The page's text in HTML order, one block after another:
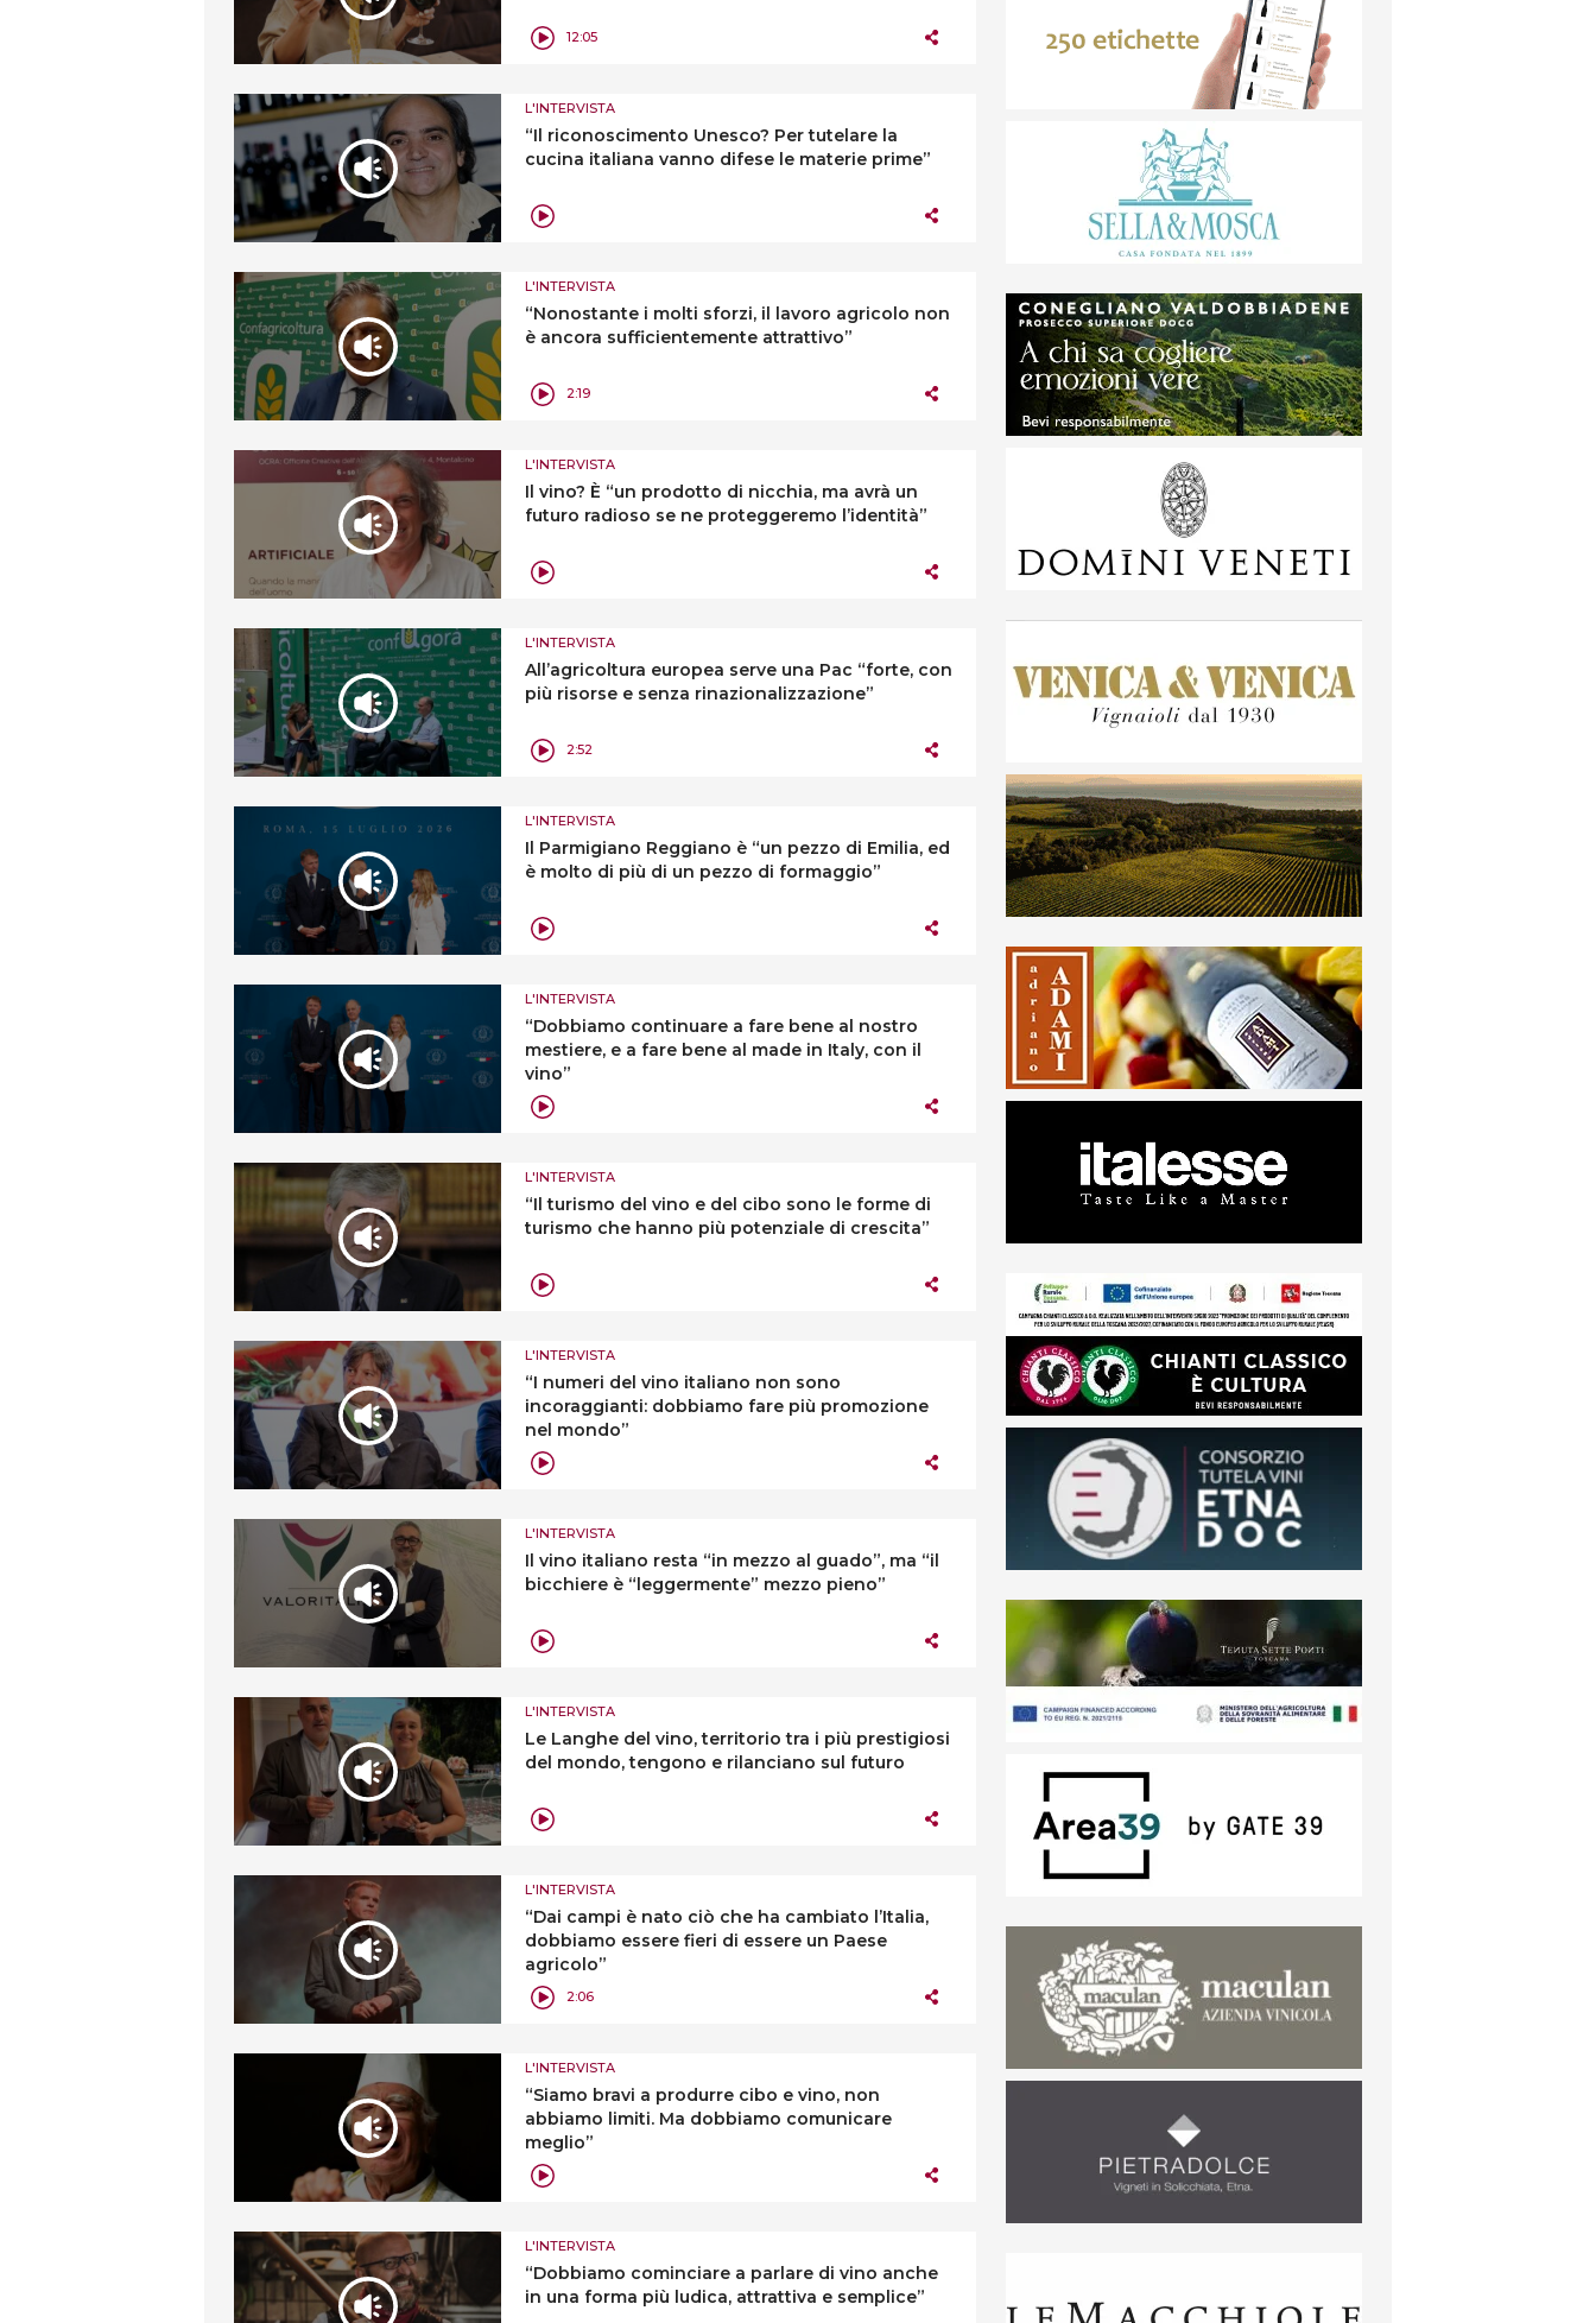
12:05
L'INTERVISTA
“Il riconoscimento Unesco? Per tutelare la
cucina italiana vanno difese le materie prime”
L'INTERVISTA
“Nonostante i molti sforzi, il lavoro agricolo non
è ancora sufficientemente attrattivo”
2:19
L'INTERVISTA
Il vino? È “un prodotto di nicchia, ma avrà un
futuro radioso se ne proteggeremo l’identità”
L'INTERVISTA
All’agricoltura europea serve una Pac “forte, con
più risorse e senza rinazionalizzazione”
2:52
L'INTERVISTA
Il Parmigiano Reggiano è “un pezzo di Emilia, ed
è molto di più di un pezzo di formaggio”
L'INTERVISTA
“Dobbiamo continuare a fare bene al nostro
mestiere, e a fare bene al made in Italy, con il
vino”
L'INTERVISTA
“Il turismo del vino e del cibo sono le forme di
turismo che hanno più potenziale di crescita”
L'INTERVISTA
“I numeri del vino italiano non sono
incoraggianti: dobbiamo fare più promozione
nel mondo”
L'INTERVISTA
Il vino italiano resta “in mezzo al guado”, ma “il
bicchiere è “leggermente” mezzo pieno”
L'INTERVISTA
Le Langhe del vino, territorio tra i più prestigiosi
del mondo, tengono e rilanciano sul futuro
L'INTERVISTA
“Dai campi è nato ciò che ha cambiato l’Italia,
dobbiamo essere fieri di essere un Paese
agricolo”
2:06
L'INTERVISTA
“Siamo bravi a produrre cibo e vino, non
abbiamo limiti. Ma dobbiamo comunicare
meglio”
L'INTERVISTA
“Dobbiamo cominciare a parlare di vino anche
in una forma più ludica, attrattiva e semplice”